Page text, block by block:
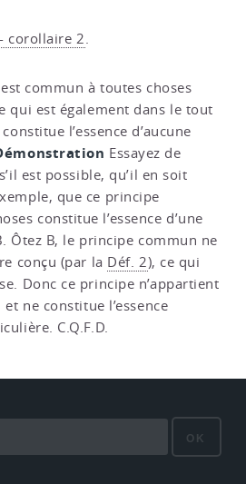
corollaire 2.
commun à toutes choses
qui est également dans le tout
l’essence d’aucune
Essayez de
est possible, qu’il en soit
que ce principe
constitue l’essence d’une
Ôtez B, le principe commun ne
conçu (par la Déf. 2), ce qui
Donc ce principe n’appartient
et ne constitue l’essence
C.Q.F.D.
OK